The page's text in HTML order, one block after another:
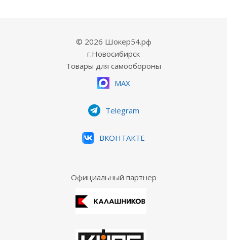
© 2026 Шокер54.рф
г.Новосибирск
Товары для самообороны
MAX
Telegram
ВКОНТАКТЕ
Официальный партнер